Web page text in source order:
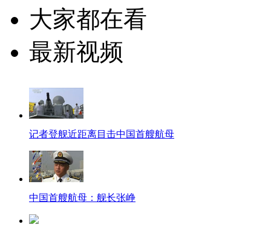
大家都在看
最新视频
记者登舰近距离目击中国首艘航母
中国首艘航母：舰长张峥